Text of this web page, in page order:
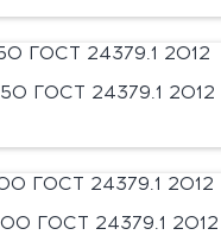
ГОСТ 24379.1 2012
ГОСТ 24379.1 2012